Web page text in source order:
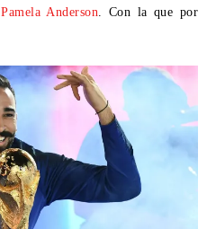
Pamela Anderson . Con la que por